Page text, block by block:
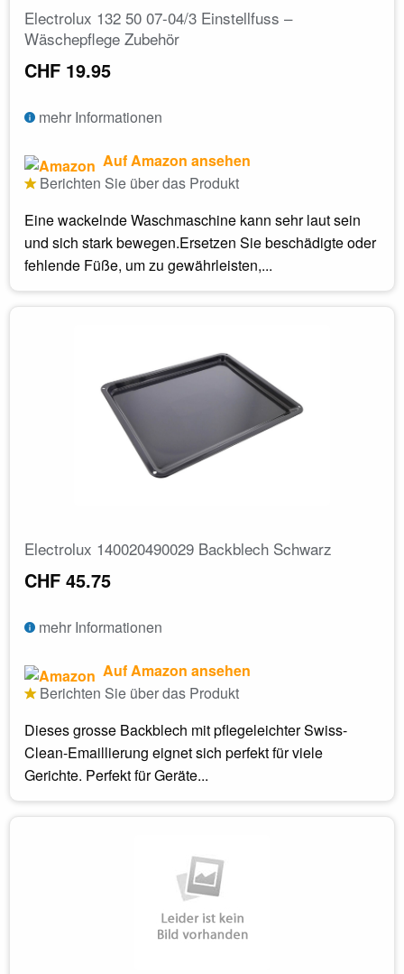
Electrolux 132 50 07-04/3 Einstellfuss –
Wäschepflege Zubehör
CHF 19.95
mehr Informationen
Auf Amazon ansehen
Berichten Sie über das Produkt
Eine wackelnde Waschmaschine kann sehr laut sein
und sich stark bewegen.Ersetzen Sie beschädigte oder
fehlende Füße, um zu gewährleisten,...
Electrolux 140020490029 Backblech Schwarz
CHF 45.75
mehr Informationen
Auf Amazon ansehen
Berichten Sie über das Produkt
Dieses grosse Backblech mit pflegeleichter Swiss-
Clean-Emaillierung eignet sich perfekt für viele
Gerichte. Perfekt für Geräte...